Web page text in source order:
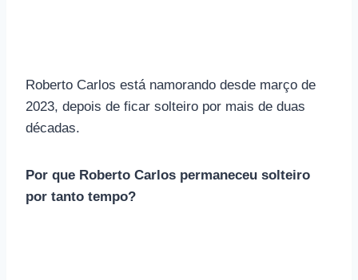
Roberto Carlos está namorando desde março de
2023, depois de ficar solteiro por mais de duas
décadas.
Por que Roberto Carlos permaneceu solteiro
por tanto tempo?